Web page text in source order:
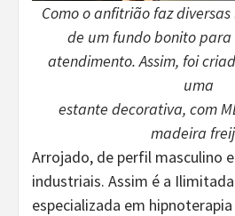
Como o anfitrião faz
de um fundo bonito para
atendimento. Assim, foi
uma
estante decorativa, com
madeira
Arrojado, de perfil masculino
industriais. Assim é a
especializada em